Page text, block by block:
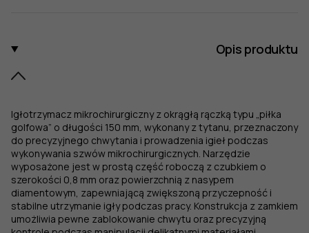
mm,
z
nasypem
diamentowym
,
proste
z
tytanu
Opis produktu
Igłotrzymacz mikrochirurgiczny z okrągłą rączką typu „piłka
golfowa” o długości 150 mm, wykonany z tytanu, przeznaczony
do precyzyjnego chwytania i prowadzenia igieł podczas
wykonywania szwów mikrochirurgicznych. Narzędzie
wyposażone jest w prostą część roboczą z czubkiem o
szerokości 0,8 mm oraz powierzchnią z nasypem
diamentowym, zapewniającą zwiększoną przyczepność i
stabilne utrzymanie igły podczas pracy. Konstrukcja z zamkiem
umożliwia pewne zablokowanie chwytu oraz precyzyjną